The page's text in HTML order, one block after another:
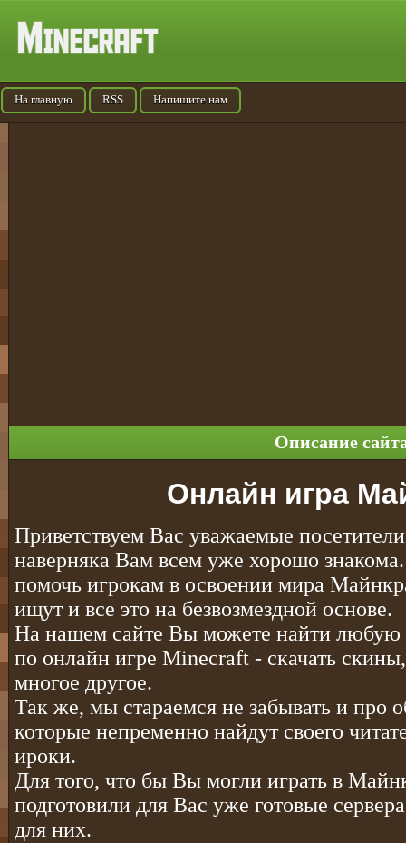
На главную RSS Напишите нам
Описание
Онлайн игра
Приветствуем Вас уважаемые
наверняка Вам всем уже хорошо
помочь игрокам в освоении мира
ищут и все это на безвозмездной основе.
На нашем сайте Вы можете найти
по онлайн игре Minecraft - скачать
многое другое.
Так же, мы стараемся не забывать и про
которые непременно найдут своего
ироки.
Для того, что бы Вы могли играть в
подготовили для Вас уже готовые
для них.